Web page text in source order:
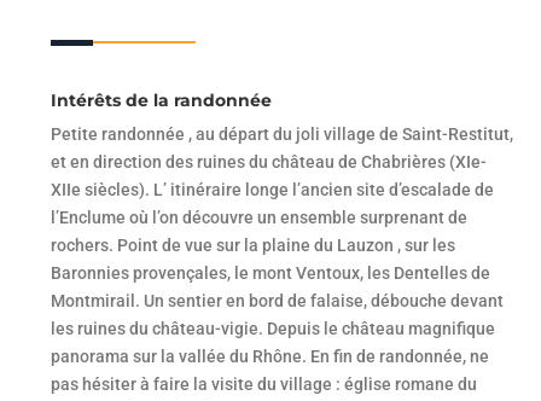
Intérêts de la randonnée
Petite randonnée , au départ du joli village de Saint-Restitut,
et en direction des ruines du château de Chabrières (XIe-
XIIe siècles). L’ itinéraire longe l’ancien site d’escalade de
l’Enclume où l’on découvre un ensemble surprenant de
rochers. Point de vue sur la plaine du Lauzon , sur les
Baronnies provençales, le mont Ventoux, les Dentelles de
Montmirail. Un sentier en bord de falaise, débouche devant
les ruines du château-vigie. Depuis le château magnifique
panorama sur la vallée du Rhône. En fin de randonnée, ne
pas hésiter à faire la visite du village : église romane du